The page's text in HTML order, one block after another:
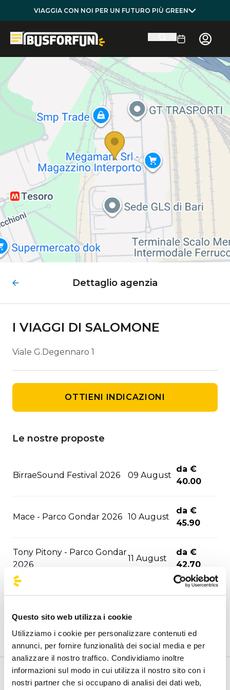
Questo sito web utilizza i cookie
Utilizziamo i cookie per personalizzare contenuti ed
annunci, per fornire funzionalità dei social media e per
analizzare il nostro traffico. Condividiamo inoltre
informazioni sul modo in cui utilizza il nostro sito con i
nostri partner che si occupano di analisi dei dati web,
VIAGGIA CON NOI PER UN FUTURO PIÙ GREEN
Dettaglio agenzia
I VIAGGI DI SALOMONE
Viale G.Degennaro 1
OTTIENI INDICAZIONI
Le nostre proposte
BirraeSound Festival 2026 09 August
da €
40.00
Mace - Parco Gondar 2026 10 August
da €
45.90
Tony Pitony - Parco Gondar
2026
11 August
da €
42.70
Sfera Ebbasta - Parco
da €
Kybba - Parco Gondar 2026 16 August
da €
45.90
17 August
Benvenuto nella pagina delle agenzie ufficiali di